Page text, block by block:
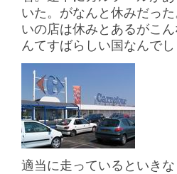
いた。がなんと休みだっ
いの店は休みとあるがこ
んてすばらしい国なんでし
適当に走っているといき